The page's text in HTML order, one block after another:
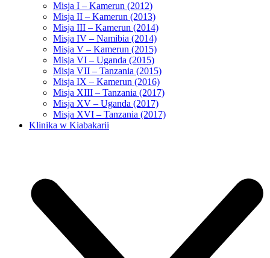
Misja I – Kamerun (2012)
Misja II – Kamerun (2013)
Misja III – Kamerun (2014)
Misja IV – Namibia (2014)
Misja V – Kamerun (2015)
Misja VI – Uganda (2015)
Misja VII – Tanzania (2015)
Misja IX – Kamerun (2016)
Misja XIII – Tanzania (2017)
Misja XV – Uganda (2017)
Misja XVI – Tanzania (2017)
Klinika w Kiabakarii